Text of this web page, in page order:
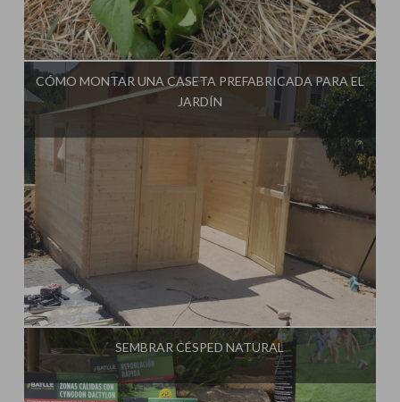
Influencer: La Huerta de Iván
CÓMO MONTAR UNA CASETA PREFABRICADA PARA EL
JARDÍN
Influencer:La Huerta de Iván
SEMBRAR CÉSPED NATURAL